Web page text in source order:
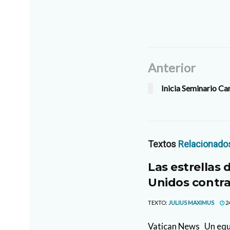
Anterior
Inicia Seminario
Textos
Las estrellas
Unidos
TEXTO: JULIUS MAXIMUS
Vatican News Un